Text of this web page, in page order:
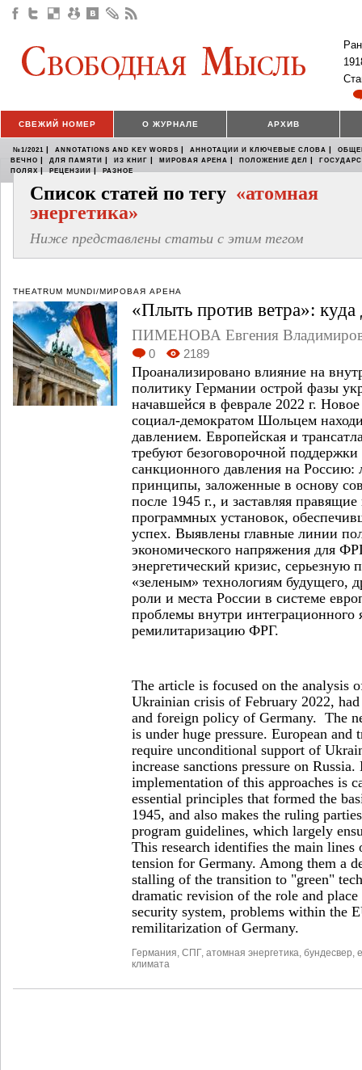
СВЕЖИЙ НОМЕР О ЖУРНАЛЕ АРХИВ
№1/2021 | ANNOTATIONS AND KEY WORDS | АННОТАЦИИ И КЛЮЧЕВЫЕ СЛОВА |
ВЕЧНО | ДЛЯ ПАМЯТИ | ИЗ КНИГ | МИРОВАЯ АРЕНА | ПОЛОЖЕНИЕ ДЕЛ |
ПОЛЯХ | РЕЦЕНЗИИ | РАЗНОЕ
Список статей по тегу «атомная
энергетика»
Ниже представлены статьи с этим тегом
THEATRUM MUNDI/МИРОВАЯ АРЕНА
«Плыть против ветра»:
ПИМЕНОВА Евгения
0 2189
Проанализировано влияние на
политику Германии острой фазы
начавшейся в феврале 2022 г. Новое
социал-демократом Шольцем
давлением. Европейская и
требуют безоговорочной
санкционного давления на Россию:
принципы, заложенные в основу
после 1945 г., и заставляя
программных установок,
успех. Выявлены главные линии
экономического напряжения для
энергетический кризис, серьезную
«зеленым» технологиям будущего,
роли и места России в системе
проблемы внутри интеграционного
ремилитаризацию ФРГ.
The article is focused on the analysis
Ukrainian crisis of February 2022,
and foreign policy of Germany. The
is under huge pressure. European and
require unconditional support of
increase sanctions pressure on
implementation of this approaches is
essential principles that formed the
1945, and also makes the ruling
program guidelines, which largely
This research identifies the main
tension for Germany. Among them a
stalling of the transition to "green"
dramatic revision of the role and
security system, problems within the
remilitarization of Germany.
Германия СПГ, атомная энергетика бундесвер
климата